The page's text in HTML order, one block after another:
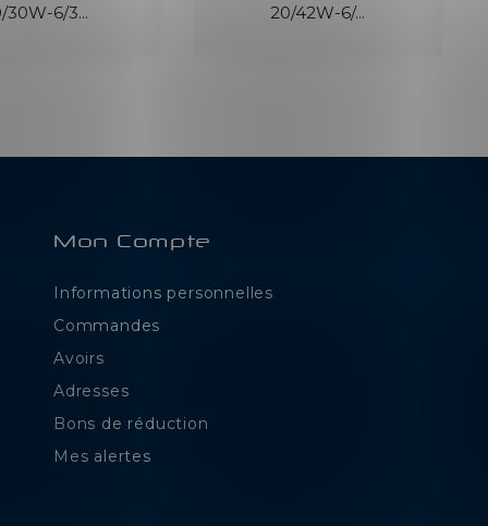
30W-6/3...
20/42W-6/...
Mon Compte
Informations personnelles
Commandes
Avoirs
Adresses
Bons de réduction
Mes alertes